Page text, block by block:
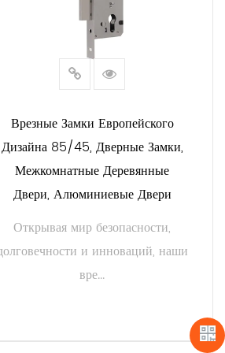
Независимо от того, охраняете ли
вам душевное спокойствие,
мм. Повысьте свою безопасность.
Врезные Замки Европейского
Дизайна 85/45, Дверные Замки,
Межкомнатные Деревянные
Двери, Алюминиевые Двери
Открывая мир безопасности,
и инноваций, наши
вре...